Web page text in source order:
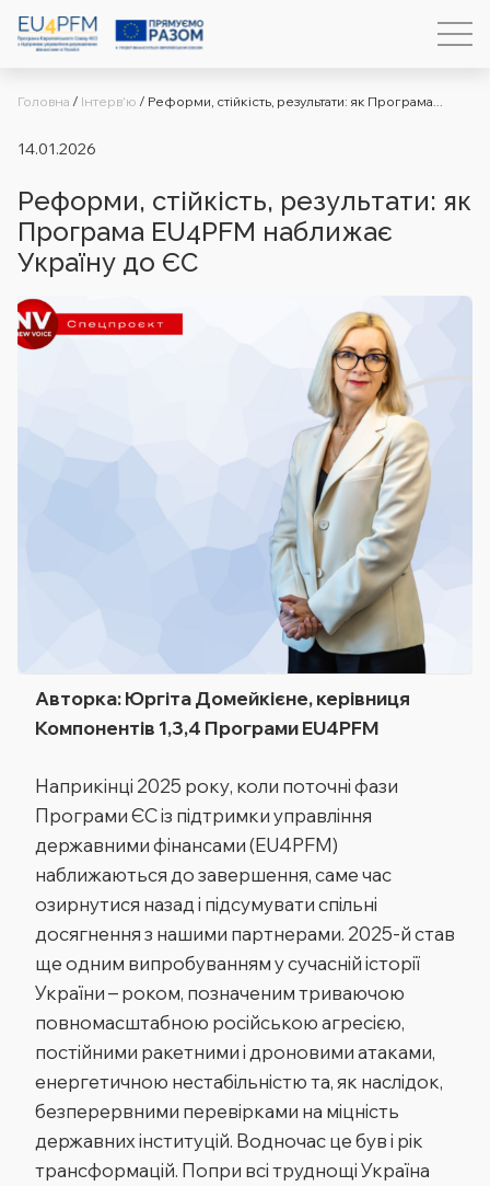
Головна / Інтерв'ю / Реформи, стійкість, результати: як Програма...
14.01.2026
Реформи, стійкість, результати: як
Програма EU4PFM наближає
Україну до ЄС
Авторка: Юргіта Домейкієне,керівниця
Компонентів 1,3,4 Програми EU4PFM
Наприкінці 2025 року, коли поточні фази
Програми ЄС із підтримкиуправління
державними фінансами (EU4PFM)
наближаються до завершення, саме час
озирнутися назад і підсумувати спільні
досягнення з нашими партнерами. 2025-й став
ще одним випробуванням у сучасній історії
України – роком, позначеним триваючою
повномасштабною російською агресією,
постійними ракетними і дроновими атаками,
енергетичною нестабільністю та, як наслідок,
безперервними перевірками на міцність
державних інституцій. Водночас це був і рік
трансформацій. Попри всі труднощі Україна